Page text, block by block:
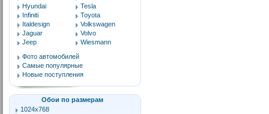
Hyundai
Infiniti
Italdesign
Jaguar
Jeep
Tesla
Toyota
Volkswagen
Volvo
Wiesmann
Фото автомобилей
Самые популярные
Новые поступления
Обои по размерам
1024x768